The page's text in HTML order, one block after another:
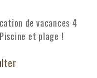
de vacances 4
et plage !